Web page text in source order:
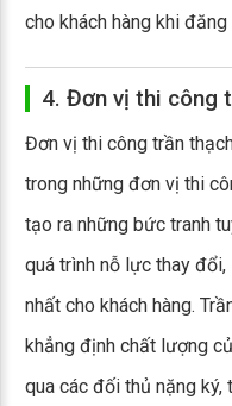
cho khách hàng khi
4. Đơn vị thi công
Đơn vị thi công trần
trong những đơn vị thi
tạo ra những bức tranh
quá trình nỗ lực thay
nhất cho khách hàng.
khẳng định chất lượng
qua các đối thủ nặng